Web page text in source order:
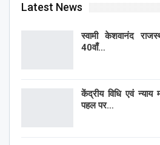
Latest News
स्वामी केशवानंद
40वाँ…
केंद्रीय विधि एवं
पहल पर…